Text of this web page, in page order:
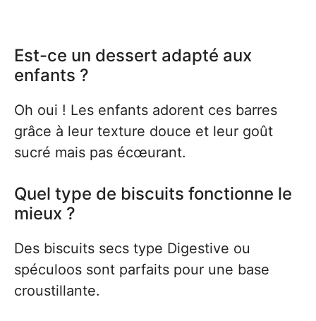
Est-ce un dessert adapté aux
enfants ?
Oh oui ! Les enfants adorent ces barres
grâce à leur texture douce et leur goût
sucré mais pas écœurant.
Quel type de biscuits fonctionne le
mieux ?
Des biscuits secs type Digestive ou
spéculoos sont parfaits pour une base
croustillante.